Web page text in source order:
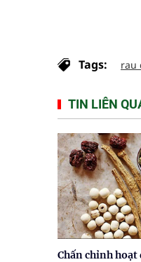
Tags: rau
TIN LIÊN
Chấn chỉnh